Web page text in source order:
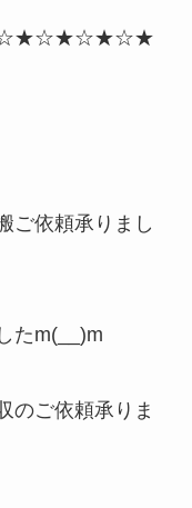
ご依頼承りまし
たm(__)m
のご依頼承りま